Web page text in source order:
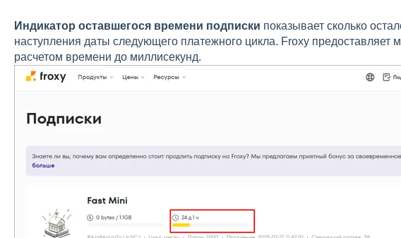
Индикатор оставшегося времени подписки показывает сколько
наступления даты следующего платежного цикла. Froxy предоставляет
расчетом времени до миллисекунд.